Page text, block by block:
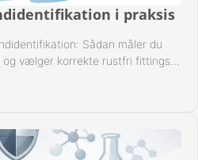
i praksis
Sådan måler du
og vælger korrekte rustfri fittings